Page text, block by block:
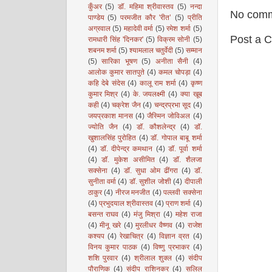
No
Post a
कुँअर (5) डॉ. महिमा श्रीवास्तव (5) नन्दा
पाण्डेय (5) परमजीत कौर 'रीत’ (5) प्रीति
अग्रवाल (5) महादेवी वर्मा (5) रमेश शर्मा (5)
रामधारी सिंह 'दिनकर' (5) विक्रम सोनी (5)
शबनम शर्मा (5) श्यामलाल चतुर्वेदी (5) सम्मान
(5) सारिका भूषण (5) अनीता सैनी (4)
आलोक कुमार सातपुते (4) कमल चोपड़ा (4)
कहि देबे संदेस (4) कालू राम शर्मा (4) कृष्ण
कुमार मिश्र (4) के. जयलक्ष्मी (4) क्या खूब
कही (4) चक्रेश जैन (4) चन्द्रप्रभा सूद (4)
जयप्रकाश मानस (4) जैस्मिन जोविअल (4)
ज्योति जैन
(4) डॉ. कौशलेन्द्र (4)
डॉ.
खुशालसिंह पुरोहित (4) डॉ. गोपाल बाबू शर्मा
(4) डॉ. दीपेन्द्र कमथान (4) डॉ. पूर्वा शर्मा
(4) डॉ. मुकेश असीमित (4) डॉ. शैलजा
सक्सेना (4) डॉ. सुधा ओम ढींगरा (4) डॉ.
सुनीता वर्मा (4) डॉ. सुशील जोशी (4) दीपाली
ठाकुर (4) नीरज मनजीत (4) पल्लवी सक्सेना
(4) प्रभुदयाल श्रीवास्तव (4) प्राण शर्मा (4)
बसन्त राघव (4) मंजु मिश्रा (4) महेश राजा
(4) मीनू खरे (4) मुरलीधर वैष्णव (4) राजेश
कश्यप (4) रेखाचित्र (4) विज्ञान व्रत (4)
विनय कुमार पाठक (4) विष्णु प्रभाकर (4)
शशि पुरवार (4) श्रीलाल शुक्ल (4) संदीप
पौराणिक (4) संदीप राशिनकर (4) सलिल